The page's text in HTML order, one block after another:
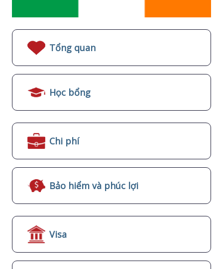
Tổng quan
Học bổng
Chi phí
Bảo hiểm và phúc lợi
Visa